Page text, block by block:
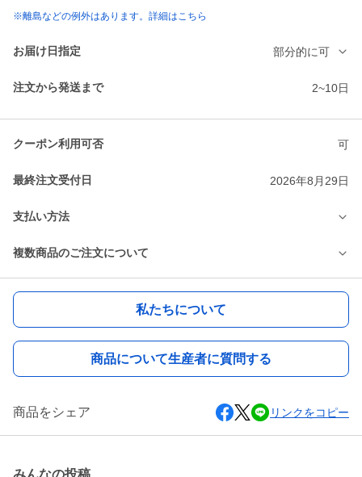
※離島などの例外はあります。詳細はこちら
お届け日指定 部分的に可
注文から発送まで 2~10日
クーポン利用可否 可
最終注文受付日 2026年8月29日
支払い方法
複数商品のご注文について
私たちについて
商品について生産者に質問する
商品をシェア リンクをコピー